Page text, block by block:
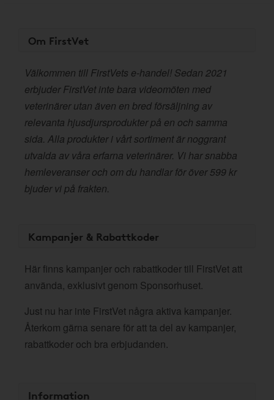
Om FirstVet
Välkommen till FirstVets e-handel! Sedan 2021
erbjuder FirstVet inte bara videomöten med
veterinärer utan även en bred försäljning av
relevanta hjusdjursprodukter på en och samma
sida. Alla produkter i vårt sortiment är noggrant
utvalda av våra erfarna veterinärer. Vi har snabba
hemleveranser och om du handlar för över 599 kr
bjuder vi på frakten.
Kampanjer & Rabattkoder
Här finns kampanjer och rabattkoder till FirstVet att
använda, exklusivt genom Sponsorhuset.
Just nu har inte FirstVet några aktiva kampanjer.
Återkom gärna senare för att ta del av kampanjer,
rabattkoder och bra erbjudanden.
Information